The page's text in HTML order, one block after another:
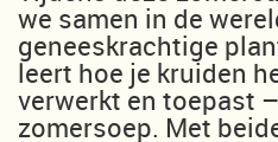
we samen in de
geneeskrachtige
leert hoe je kruiden
verwerkt en toepast
zomersoep. Met